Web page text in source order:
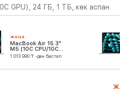
GPU), 24 ГБ, 1 ТБ, көк аспан
ЖАҢА
MacBook Air 15.3"
M5 (10C CPU/10C
GPU)
1 013 990 ₸ -ден бастап